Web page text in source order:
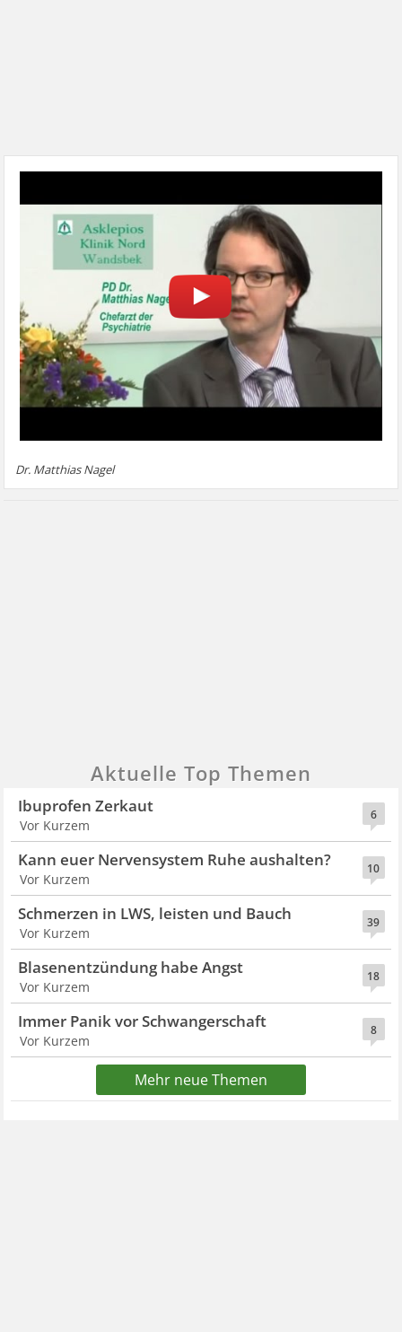
Dr. Matthias Nagel
Aktuelle Top Themen
6
Ibuprofen Zerkaut
Vor Kurzem
10
Kann euer Nervensystem Ruhe aushalten?
Vor Kurzem
39
Schmerzen in LWS, leisten und Bauch
Vor Kurzem
18
Blasenentzündung habe Angst
Vor Kurzem
8
Immer Panik vor Schwangerschaft
Vor Kurzem
Mehr neue Themen